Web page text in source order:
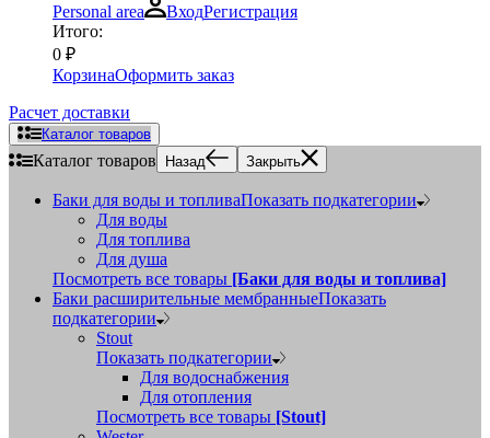
Personal area ВходРегистрация
Итого:
0 ₽
КорзинаОформить заказ
Расчет доставки
Каталог товаров
Каталог товаров Назад Закрыть
Баки для воды и топливаПоказать подкатегории
Для воды
Для топлива
Для душа
Посмотреть все товары [Баки для воды и топлива]
Баки расширительные мембранныеПоказать
подкатегории
Stout
Показать подкатегории
Для водоснабжения
Для отопления
Посмотреть все товары [Stout]